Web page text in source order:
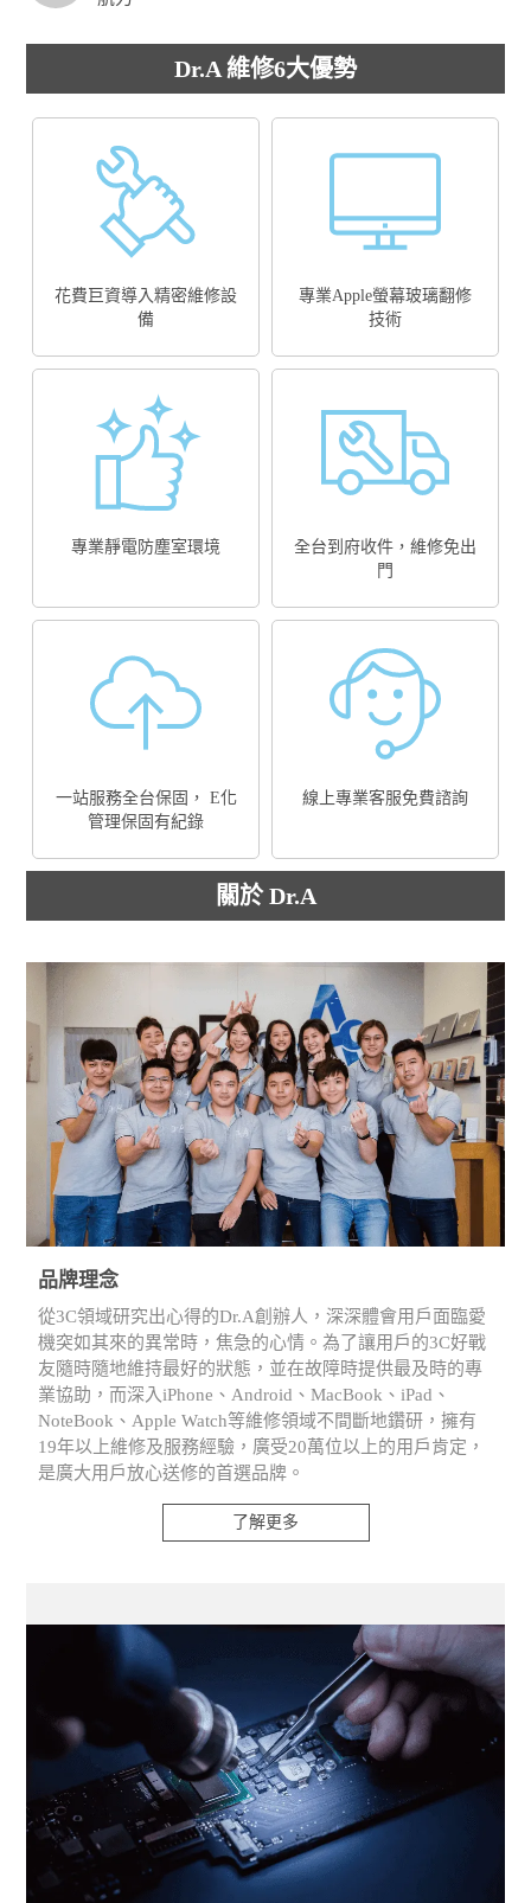
Dr.A 維修6大優勢
花費巨資導入精密維修設
備
專業Apple螢幕玻璃翻修
技術
專業靜電防塵室環境
全台到府收件，維修免出
門
一站服務全台保固， E化
管理保固有紀錄
線上專業客服免費諮詢
關於 Dr.A
品牌理念
從3C領域研究出心得的Dr.A創辦人，深深體會用戶面臨愛
機突如其來的異常時，焦急的心情。為了讓用戶的3C好戰
友隨時隨地維持最好的狀態，並在故障時提供最及時的專
業協助，而深入iPhone、Android、MacBook、iPad、
NoteBook、Apple Watch等維修領域不間斷地鑽研，擁有
19年以上維修及服務經驗，廣受20萬位以上的用戶肯定，
是廣大用戶放心送修的首選品牌。
了解更多